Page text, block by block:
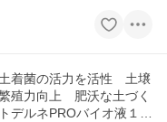
着菌の活力を活性 土壌
殖力向上 肥沃な土づく
ルネPROバイオ液１０